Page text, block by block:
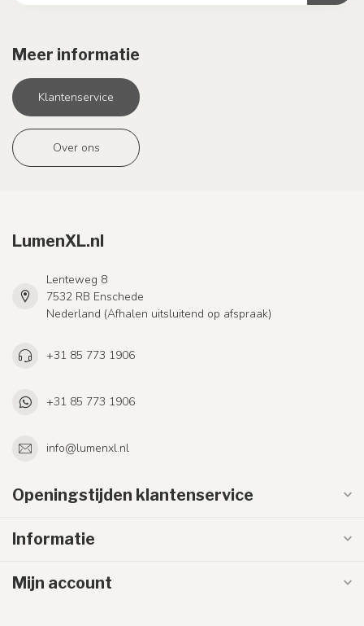
Meer informatie
Klantenservice
Over ons
LumenXL.nl
Lenteweg 8
7532 RB Enschede
Nederland (Afhalen uitsluitend op afspraak)
+31 85 773 1906
+31 85 773 1906
info@lumenxl.nl
Openingstijden klantenservice
Informatie
Mijn account